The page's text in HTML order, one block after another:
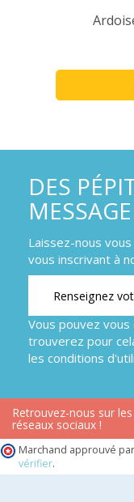
DES
Laissez-nous
vous inscrivant à
Vous pouvez
trouverez pour
les conditions
Retrouvez-nous sur les
réseaux sociaux !
Marchand approuvé
vérifier.